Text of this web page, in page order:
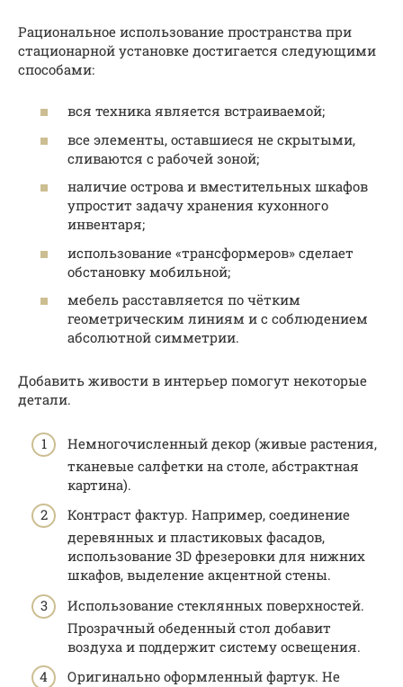
Рациональное использование пространства при
стационарной установке достигается следующими
способами:
вся техника является встраиваемой;
все элементы, оставшиеся не скрытыми,
сливаются с рабочей зоной;
наличие острова и вместительных шкафов
упростит задачу хранения кухонного
инвентаря;
использование «трансформеров» сделает
обстановку мобильной;
мебель расставляется по чётким
геометрическим линиям и с соблюдением
абсолютной симметрии.
Добавить живости в интерьер помогут некоторые
детали.
Немногочисленный декор (живые растения,
тканевые салфетки на столе, абстрактная
картина).
Контраст фактур. Например, соединение
деревянных и пластиковых фасадов,
использование 3D фрезеровки для нижних
шкафов, выделение акцентной стены.
Использование стеклянных поверхностей.
Прозрачный обеденный стол добавит
воздуха и поддержит систему освещения.
Оригинально оформленный фартук. Не